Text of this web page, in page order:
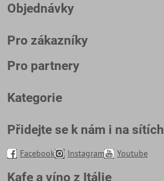
Objednávky
Pro zákazníky
Pro partnery
Kategorie
Přidejte se k nám i na sítích
Facebook Instagram Youtube
Kafe a víno z Itálie